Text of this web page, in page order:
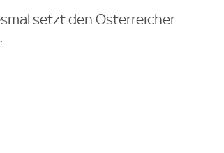
setzt den Österreicher